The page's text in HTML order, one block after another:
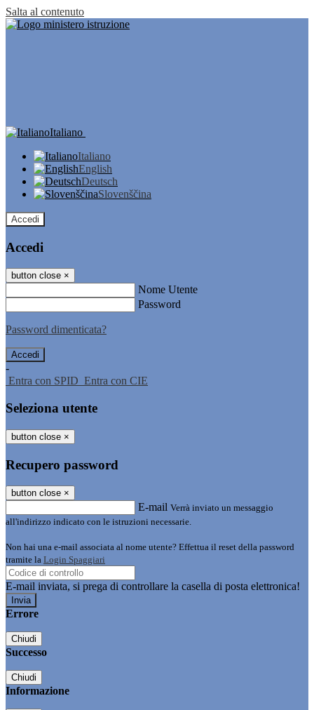
Salta al contenuto
Italiano
Italiano
English
Deutsch
Slovenščina
Accedi
Accedi
button close ×
Nome Utente
Password
Password dimenticata?
-
Entra con SPID Entra con CIE
Seleziona utente
button close ×
Recupero password
button close ×
E-mail Verrà inviato un messaggio
all'indirizzo indicato con le istruzioni necessarie.
Non hai una e-mail associata al nome utente? Effettua il reset della password
tramite la Login Spaggiari
E-mail inviata, si prega di controllare la casella di posta elettronica!
Errore
Chiudi
Successo
Chiudi
Informazione